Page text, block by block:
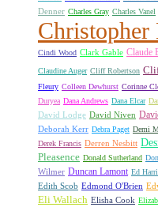
Denner Charles Gray Charles Vanel
Christopher
Cindi Wood Clark Gable Claude
Claudine Auger Cliff Robertson
Fleury Colleen Dewhurst Corinne
Duryea Dana Andrews Dana Elcar
David Lodge David Niven
Deborah Kerr Debra Paget Demi
Derek Francis Derren Nesbitt
Pleasence Donald Sutherland
Wilmer Duncan Lamont Ed
Edith Scob Edmond O'Brien
Eli Wallach Elisha Cook